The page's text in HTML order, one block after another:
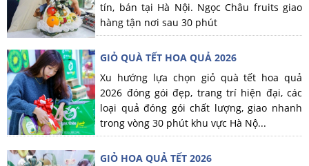
tín, bán tại Hà Nội. Ngọc Châu fruits giao
hàng tận nơi sau 30 phút
GIỎ QUÀ TẾT HOA QUẢ 2026
Xu hướng lựa chọn giỏ quà tết hoa quả
2026 đóng gói đẹp, trang trí hiện đại, các
loại quả đóng gói chất lượng, giao nhanh
trong vòng 30 phút khu vực Hà Nộ...
GIỎ HOA QUẢ TẾT 2026